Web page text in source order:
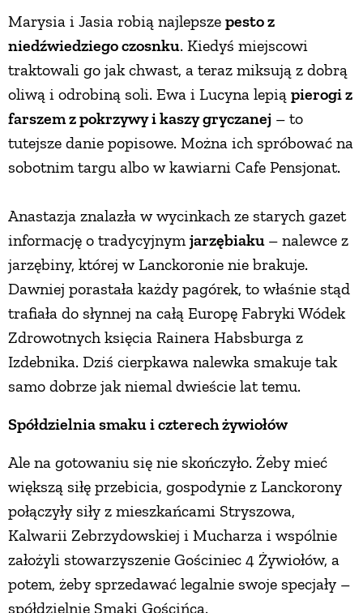
Marysia i Jasia robią najlepsze pesto z
niedźwiedziego czosnku. Kiedyś miejscowi
traktowali go jak chwast, a teraz miksują z dobrą
oliwą i odrobiną soli. Ewa i Lucyna lepią pierogi z
farszem z pokrzywy i kaszy gryczanej – to
tutejsze danie popisowe. Można ich spróbować na
sobotnim targu albo w kawiarni Cafe Pensjonat.
Anastazja znalazła w wycinkach ze starych gazet
informację o tradycyjnym jarzębiaku – nalewce z
jarzębiny, której w Lanckoronie nie brakuje.
Dawniej porastała każdy pagórek, to właśnie stąd
trafiała do słynnej na całą Europę Fabryki Wódek
Zdrowotnych księcia Rainera Habsburga z
Izdebnika. Dziś cierpkawa nalewka smakuje tak
samo dobrze jak niemal dwieście lat temu.
Spółdzielnia smaku i czterech żywiołów
Ale na gotowaniu się nie skończyło. Żeby mieć
większą siłę przebicia, gospodynie z Lanckorony
połączyły siły z mieszkańcami Stryszowa,
Kalwarii Zebrzydowskiej i Mucharza i wspólnie
założyli stowarzyszenie Gościniec 4 Żywiołów, a
potem, żeby sprzedawać legalnie swoje specjały –
spółdzielnię Smaki Gościńca.